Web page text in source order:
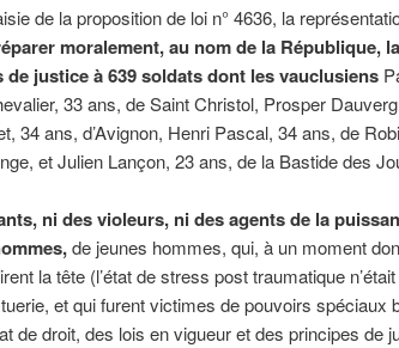
de la proposition de loi n° 4636, la
moralement, au nom de la République,
justice à 639 soldatsdont les vauclusiens
33 ans, de Saint Christol, Prosper
34 ans, d’Avignon, Henri Pascal, 34 ans, de
et Julien Lançon, 23 ans, de la Bastide des
ni des violeurs, ni des agents de la
de jeunes hommes, qui, à un moment
la tête (l’état de stress post traumatique
et qui furent victimes de pouvoirs spéciaux
de droit, des lois en vigueur et des principes de